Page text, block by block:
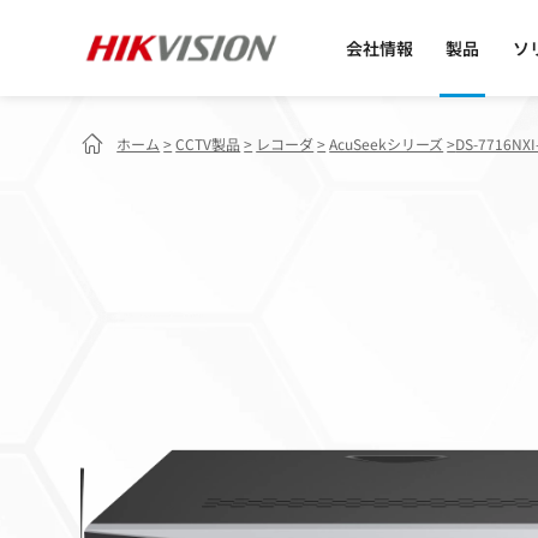
会社情報 製品 ソ
ホーム >CCTV製品 > レコーダ>AcuSeekシリーズ>DS-